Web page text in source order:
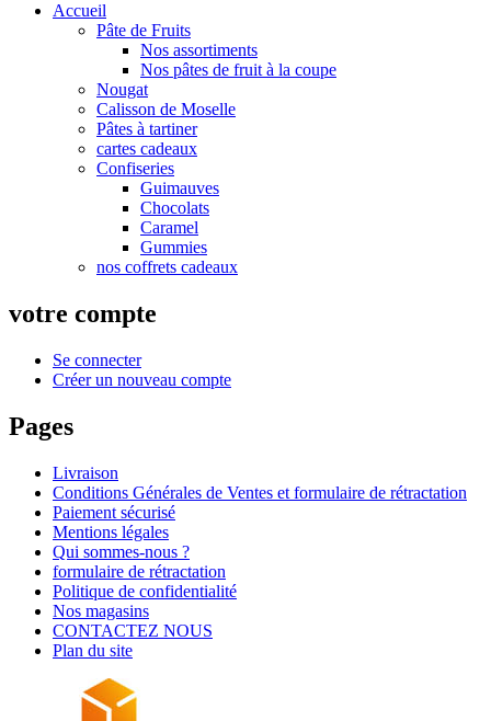
Accueil
Pâte de Fruits
Nos assortiments
Nos pâtes de fruit à la coupe
Nougat
Calisson de Moselle
Pâtes à tartiner
cartes cadeaux
Confiseries
Guimauves
Chocolats
Caramel
Gummies
nos coffrets cadeaux
votre compte
Se connecter
Créer un nouveau compte
Pages
Livraison
Conditions Générales de Ventes et formulaire de rétractation
Paiement sécurisé
Mentions légales
Qui sommes-nous ?
formulaire de rétractation
Politique de confidentialité
Nos magasins
CONTACTEZ NOUS
Plan du site